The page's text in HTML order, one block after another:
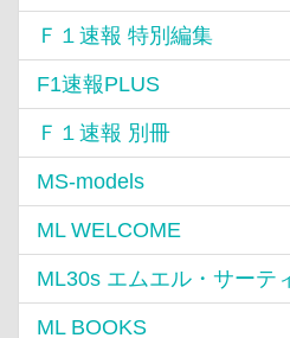
Ｆ１速報 特別編集
F1速報PLUS
Ｆ１速報 別冊
MS‐models
ML WELCOME
ML30s エムエル・サーテ
ML BOOKS